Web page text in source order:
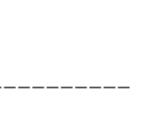
ーーーーーーーー